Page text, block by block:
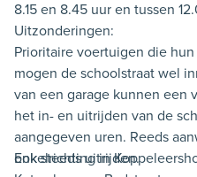
8.15 en 8.45 uur en tussen
Uitzonderingen:
Prioritaire voertuigen die
mogen de schoolstraat wel
van een garage kunnen een
het in- en uitrijden van de
aangegeven uren. Reeds
ook steeds uitrijden.
Enkelrichting in